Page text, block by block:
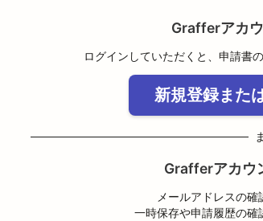
Grafferアカ
ログインしていただくと、申請書
新規登録また
Grafferアカウ
メールアドレスの確
一時保存や申請履歴の確